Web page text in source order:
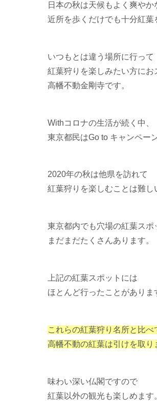
日本の秋は天候もよく爽やか
近所を歩くだけでも十分紅葉
いつもとは違う場所に行って
紅葉狩りを楽しみたい方にお
高幡不動金剛寺です。
Withコロナの生活が続く中、
東京都民はGo to キャンペー
2020年の秋は他県を訪れて
紅葉狩りを楽しむことは難し
東京都内でも穴場の紅葉スポ
まだまだたくさんあります。
上記の紅葉スポットには
ほとんど行ったことがありま
これらの紅葉狩り名所と比べ
高幡不動の紅葉は引けを取り
味わい深い仏閣ですので
紅葉以外の観光も楽しめます